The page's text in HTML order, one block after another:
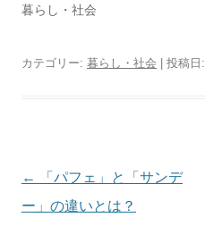
暮らし・社会
カテゴリー: 暮らし・社会 | 投稿日:
投
稿
←
「パフェ」と「サンデ
ー」の違いとは？